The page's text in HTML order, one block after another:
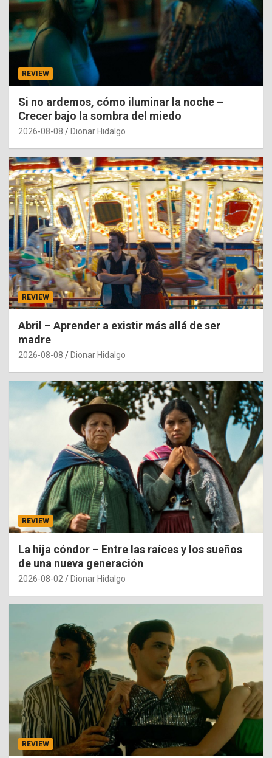
REVIEW
Si no ardemos, cómo iluminar la noche –
Crecer bajo la sombra del miedo
2026-08-08 Dionar Hidalgo
REVIEW
Abril – Aprender a existir más allá de ser
madre
2026-08-08 Dionar Hidalgo
REVIEW
La hija cóndor – Entre las raíces y los sueños
de una nueva generación
2026-08-02 Dionar Hidalgo
REVIEW